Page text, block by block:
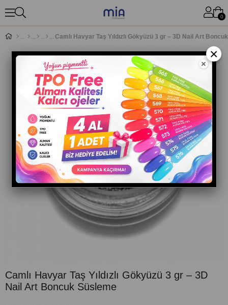
0
Camlı Havyar Taş Yıldızlı Gökyüzü 3 gr – 3D Nail Art
Camlı Havyar Taş Yıldızlı Gökyüzü 3 gr – 3D
Nail Art Boncuk Süsleme
×